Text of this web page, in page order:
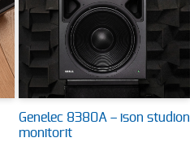
Genelec 8380A – ison studion
monitorit